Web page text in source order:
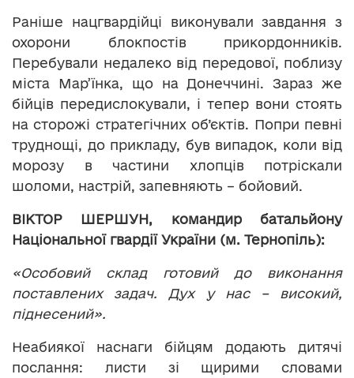
Раніше нацгвардійці виконували завдання з
охорони блокпостів прикордонників.
Перебували недалеко від передової, поблизу
міста Мар’їнка, що на Донеччині. Зараз же
бійців передислокували, і тепер вони стоять
на сторожі стратегічних об’єктів. Попри певні
труднощі, до прикладу, був випадок, коли від
морозу в частини хлопців потріскали
шоломи, настрій, запевняють – бойовий.
ВІКТОР ШЕРШУН, командир батальйону
Національної гвардіїУкраїни (м. Тернопіль):
«Особовий склад готовий до виконання
поставлених задач. Дух у нас – високий,
піднесений».
Неабиякої наснаги бійцям додають дитячі
послання: листи зі щирими словами